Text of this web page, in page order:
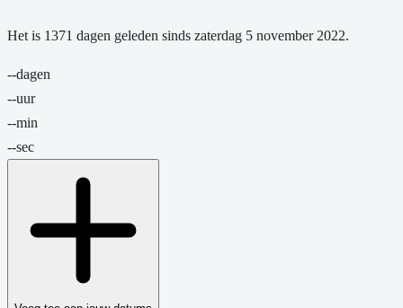
Het is 1371 dagen geleden sinds zaterdag 5 november 2022.
--dagen
--uur
--min
--sec